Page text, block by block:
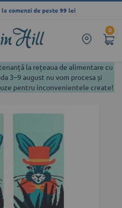
0
comenzi de peste 99 lei
la rețeaua de alimentare cu
3–9 august nu vom procesa și
pentru inconvenientele create!